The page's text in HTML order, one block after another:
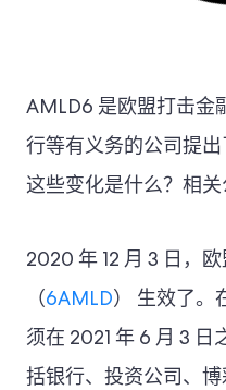
AMLD6 是欧盟打击金
行等有义务的公司提出
这些变化是什么？相关
2020 年 12 月 3 日，
（6AMLD） 生效了。
须在 2021 年 6 月 3
括银行、投资公司、博